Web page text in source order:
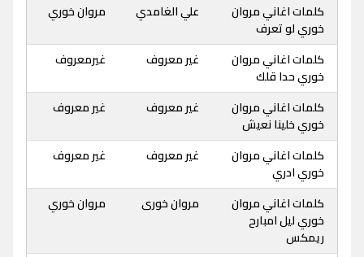
كلمات اغاني مروان
خوري لو تعرف
علي الغامدي مروان خوري
كلمات اغاني مروان
خوري حدا قلك
غير معروف غيرمعروف
كلمات اغاني مروان
خوري خلينا نعيش
غير معروف غير معروف
كلمات اغاني مروان
خوري ادري
غير معروف غير معروف
كلمات اغاني مروان
خوري ليل امبارح
ريمكس
مروان خورى مروان خوري